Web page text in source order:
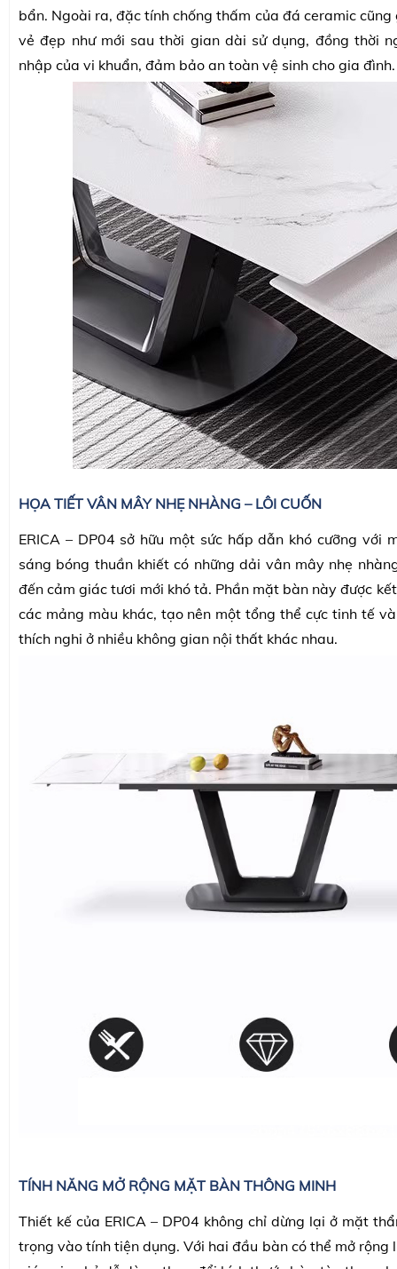
bẩn. Ngoài ra, đặc tính chống thấm của đá ceramic
vẻ đẹp như mới sau thời gian dài sử dụng, đồng thời
nhập của vi khuẩn, đảm bảo an toàn vệ sinh cho gia đình.
HỌA TIẾT VÂN MÂY NHẸ NHÀNG – LÔI CUỐN
ERICA – DP04 sở hữu một sức hấp dẫn khó cưỡng với
sáng bóng thuần khiết có những dải vân mây nhẹ
đến cảm giác tươi mới khó tả. Phần mặt bàn này được
các mảng màu khác, tạo nên một tổng thể cực tinh tế
thích nghi ở nhiều không gian nội thất khác nhau.
TÍNH NĂNG MỞ RỘNG MẶT BÀN THÔNG MINH
Thiết kế của ERICA – DP04 không chỉ dừng lại ở mặt
trọng vào tính tiện dụng. Với hai đầu bàn có thể mở rộng